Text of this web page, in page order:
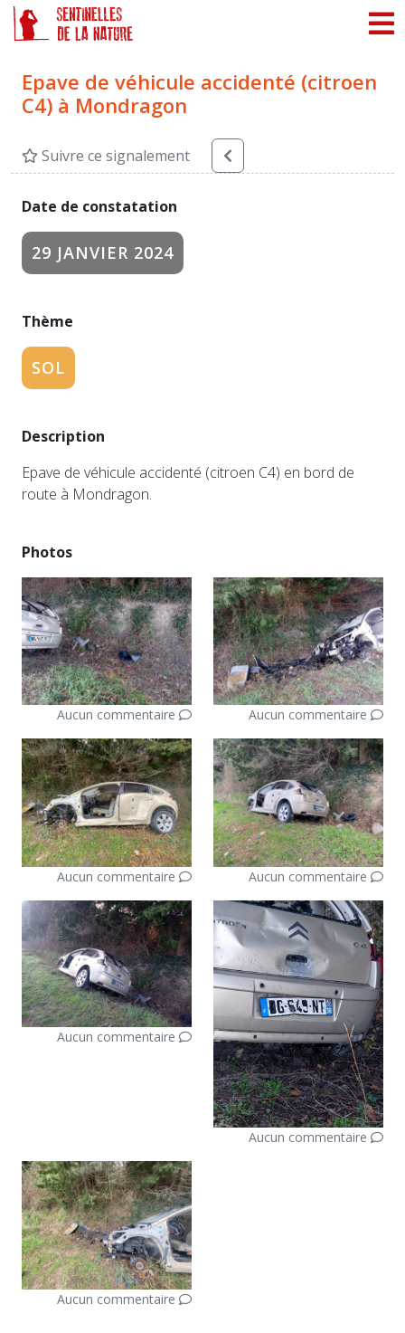
Epave de véhicule accidenté (citroen
C4) à Mondragon
Suivre ce signalement
Date de constatation
29 JANVIER 2024
Thème
SOL
Description
Epave de véhicule accidenté (citroen C4) en bord de
route à Mondragon.
Photos
Aucun commentaire Aucun commentaire
Aucun commentaire Aucun commentaire
Aucun commentaire
Aucun commentaire
Aucun commentaire
Panneau de gestion des cookies